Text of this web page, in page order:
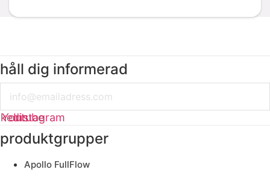
håll dig informerad
Youtube
Instagram
produktgrupper
Apollo FullFlow